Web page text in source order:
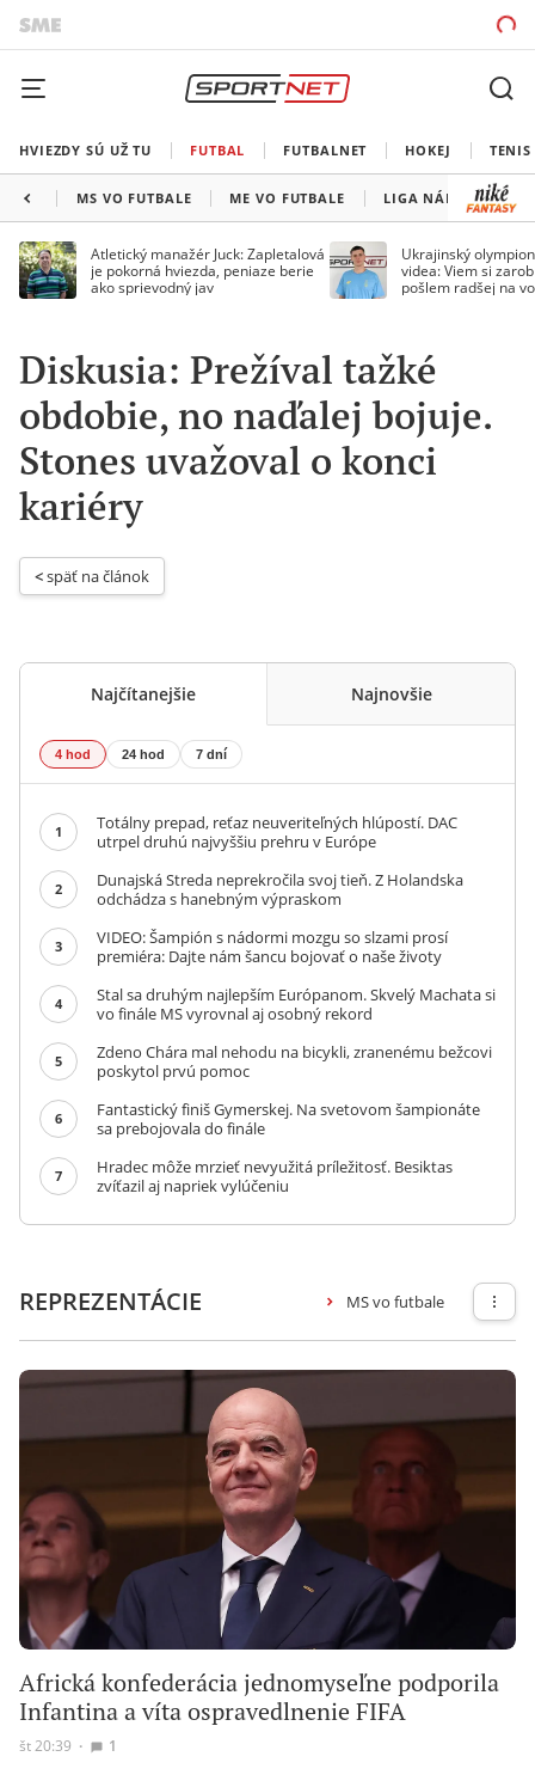
HVIEZDY SÚ UŽ TU FUTBAL FUTBALNET HOKEJ TENIS
MS VO FUTBALE ME VO FUTBALE LIGA NÁRODOV
Atletický manažér Juck: Zapletalová
je pokorná hviezda, peniaze berie
ako sprievodný jav
Ukrajinský
videa: Viem si
pošlem radšej na
Diskusia: Prežíval tažké
obdobie, no naďalej bojuje.
Stones uvažoval o konci
kariéry
< späť na článok
Najčítanejšie Najnovšie
4 hod 24 hod 7 dní
1
Totálny prepad, reťaz neuveriteľných hlúpostí. DAC
utrpel druhú najvyššiu prehru v Európe
2
Dunajská Streda neprekročila svoj tieň. Z Holandska
odchádza s hanebným výpraskom
3
VIDEO: Šampión s nádormi mozgu so slzami prosí
premiéra: Dajte nám šancu bojovať o naše životy
4
Stal sa druhým najlepším Európanom. Skvelý Machata si
vo finále MS vyrovnal aj osobný rekord
5
Zdeno Chára mal nehodu na bicykli, zranenému bežcovi
poskytol prvú pomoc
6
Fantastický finiš Gymerskej. Na svetovom šampionáte
sa prebojovala do finále
7
Hradec môže mrzieť nevyužitá príležitosť. Besiktas
zvíťazil aj napriek vylúčeniu
REPREZENTÁCIE MS vo futbale
Africká konfederácia jednomyseľne podporila
Infantina a víta ospravedlnenie FIFA
št 20:39 ∙ 1